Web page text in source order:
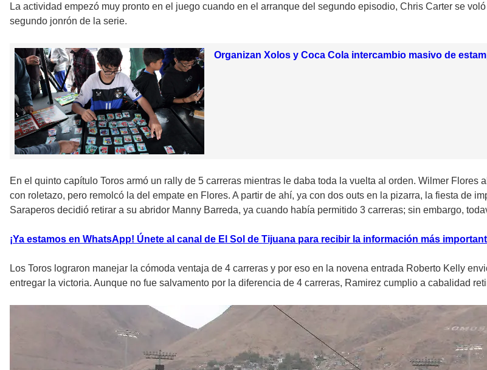
La actividad empezó muy pronto en el juego cuando en el arranque del segundo episodio, Chris Carter se
segundo jonrón de la serie.
Organizan Xolos y Coca Cola intercambio masivo de
En el quinto capítulo Toros armó un rally de 5 carreras mientras le daba toda la vuelta al orden. Wilmer
con roletazo, pero remolcó la del empate en Flores. A partir de ahí, ya con dos outs en la pizarra, la fiesta de
Saraperos decidió retirar a su abridor Manny Barreda, ya cuando había permitido 3 carreras; sin embargo,
¡Ya estamos en WhatsApp! Únete al canal de El Sol de Tijuana para recibir la información más
Los Toros lograron manejar la cómoda ventaja de 4 carreras y por eso en la novena entrada Roberto Kelly
entregar la victoria. Aunque no fue salvamento por la diferencia de 4 carreras, Ramirez cumplio a cabalidad